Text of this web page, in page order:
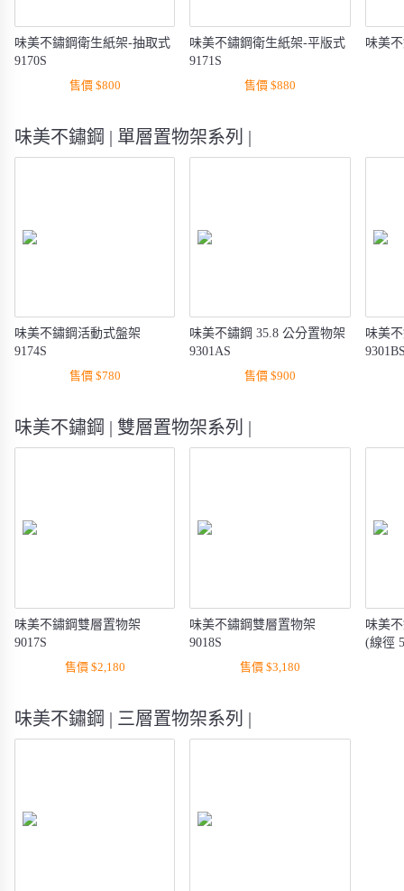
味美不鏽鋼衛生紙架-抽取式
9170S
售價 $800
味美不鏽鋼衛生紙架-平版式
9171S
售價 $880
味美
味美不鏽鋼 | 單層置物架系列 |
味美不鏽鋼活動式盤架
9174S
售價 $780
味美不鏽鋼 35.8 公分置物架
9301AS
售價 $900
味美
味美不鏽鋼 | 雙層置物架系列 |
味美不鏽鋼雙層置物架
9017S
售價 $2,180
味美不鏽鋼雙層置物架
9018S
售價 $3,180
味美
(線徑
味美不鏽鋼 | 三層置物架系列 |